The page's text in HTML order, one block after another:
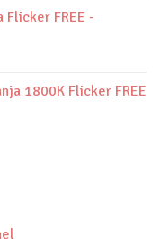
Flicker FREE -
1800K Flicker FREE